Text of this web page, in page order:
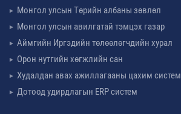
Монгол улсын Төрийн албаны зөвлөл
Монгол улсын авилгатай тэмцэх газар
Аймгийн Иргэдийн төлөөлөгчдийн хурал
Орон нутгийн хөгжлийн сан
Худалдан авах ажиллагааны цахим систем
Дотоод удирдлагын ERP систем